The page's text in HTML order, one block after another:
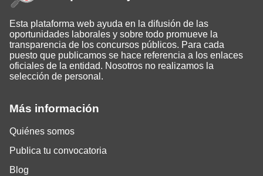
Más información
Quiénes somos
Publica tu convocatoria
Blog
Esta plataforma web ayuda en la difusión de las
oportunidades laborales y sobre todo promueve la
transparencia de los concursos públicos. Para cada
puesto que publicamos se hace referencia a los enlaces
oficiales de la entidad. Nosotros no realizamos la
selección de personal.